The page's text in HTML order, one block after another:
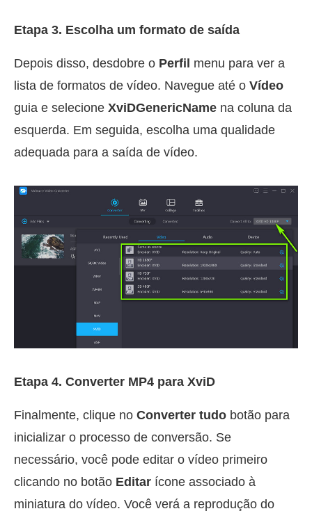
Etapa 3. Escolha um formato de saída
Depois disso, desdobre o Perfil menu para ver a
lista de formatos de vídeo. Navegue até o Vídeo
guia e selecione XviDGenericName na coluna da
esquerda. Em seguida, escolha uma qualidade
adequada para a saída de vídeo.
Etapa 4. Converter MP4 para XviD
Finalmente, clique no Converter tudo botão para
inicializar o processo de conversão. Se
necessário, você pode editar o vídeo primeiro
clicando no botão Editar ícone associado à
miniatura do vídeo. Você verá a reprodução do